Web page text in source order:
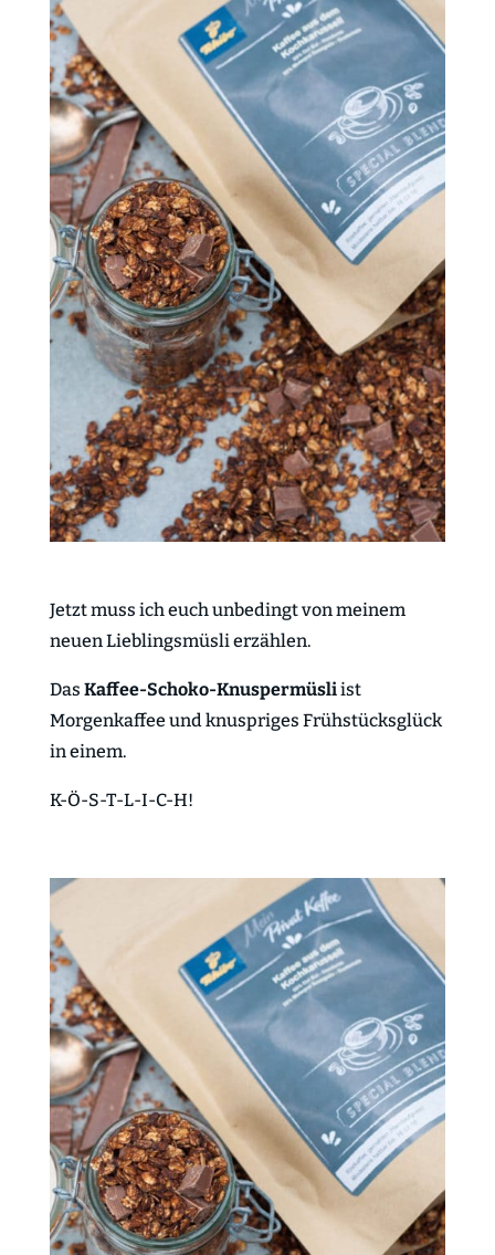
Jetzt muss ich euch unbedingt von meinem
neuen Lieblingsmüsli erzählen.
Das Kaffee-Schoko-Knuspermüsliist
Morgenkaffee und knuspriges Frühstücksglück
in einem.
K-Ö-S-T-L-I-C-H!